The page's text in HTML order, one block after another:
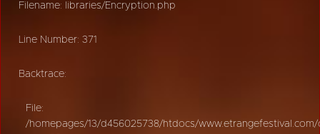
Filename: libraries/Encryption.php
Line Number: 371
Backtrace:
File:
/homepages/13/d456025738/htdocs/